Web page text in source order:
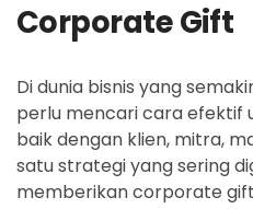
Corporate Gift
Di dunia bisnis yang
perlu mencari cara efektif
baik dengan klien, mitra,
satu strategi yang sering
memberikan corporate